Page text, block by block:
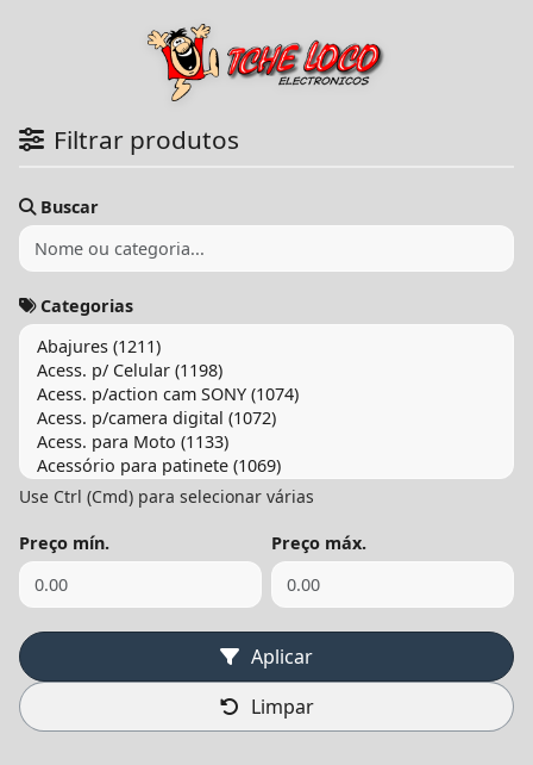
Filtrar produtos
Buscar
Categorias
Use Ctrl (Cmd) para selecionar várias
Preço mín. Preço máx.
Aplicar
Limpar